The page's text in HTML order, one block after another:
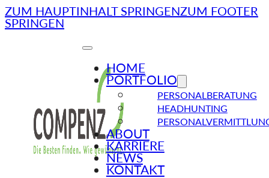
ZUM HAUPTINHALT SPRINGENZUM FOOTER
SPRINGEN
HOME
PORTFOLIO
PERSONALBERATUNG
HEADHUNTING
ABOUT
KARRIERE
NEWS
KONTAKT